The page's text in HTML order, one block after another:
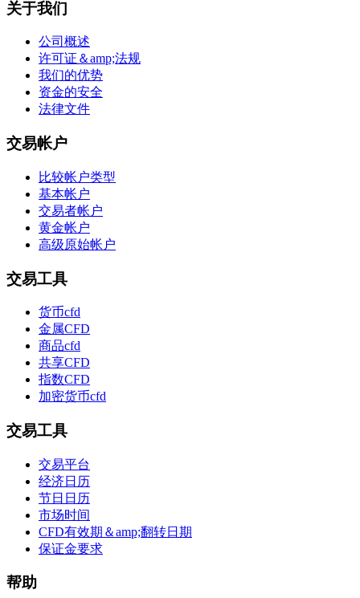
关于我们
公司概述
许可证＆amp;法规
我们的优势
资金的安全
法律文件
交易帐户
比较帐户类型
基本帐户
交易者帐户
黄金帐户
高级原始帐户
交易工具
货币cfd
金属CFD
商品cfd
共享CFD
指数CFD
加密货币cfd
交易工具
交易平台
经济日历
节日日历
市场时间
CFD有效期＆amp;翻转日期
保证金要求
帮助